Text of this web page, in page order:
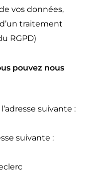
vos données,
traitement
RGPD)
pouvez nous
suivante :
suivante :